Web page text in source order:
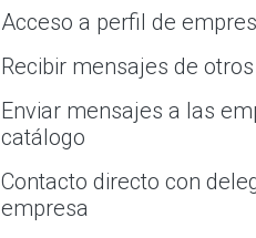
Acceso a perfil de
Recibir mensajes de
Enviar mensajes a las
catálogo
Contacto directo con
empresa